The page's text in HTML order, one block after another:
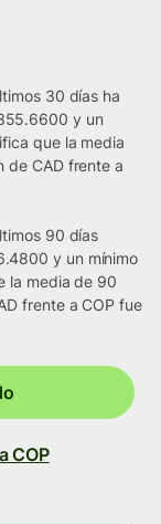
30 días ha
y un
que la media
de CAD frente a
90 días
y un mínimo
la media de 90
frente a COP fue
COP